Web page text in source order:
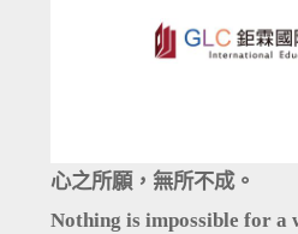
心之所願，無所不成。
Nothing is impossible for a